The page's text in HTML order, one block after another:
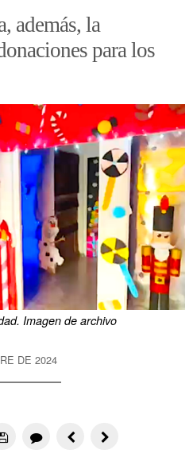
además, la
para los
Imagen de archivo
DE 2024